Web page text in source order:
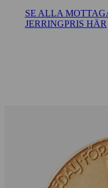
SE ALLA
JERRINGPRIS HÄR